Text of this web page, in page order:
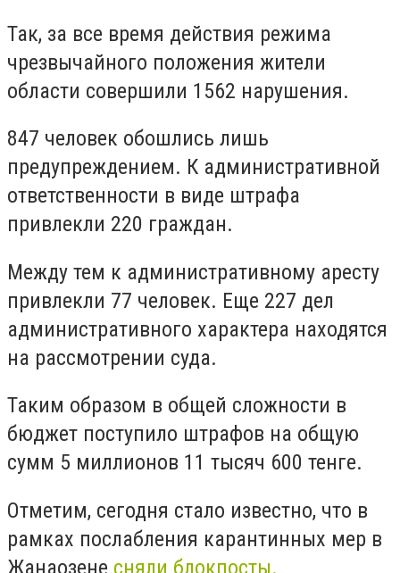
Так, за все время действия режима
чрезвычайного положения жители
области совершили 1562 нарушения.
847 человек обошлись лишь
предупреждением. К административной
ответственности в виде штрафа
привлекли 220 граждан.
Между тем к административному аресту
привлекли 77 человек. Еще 227 дел
административного характера находятся
на рассмотрении суда.
Таким образом в общей сложности в
бюджет поступило штрафов на общую
сумм 5 миллионов 11 тысяч 600 тенге.
Отметим, сегодня стало известно, что в
рамках послабления карантинных мер в
Жанаозене сняли блокпосты.